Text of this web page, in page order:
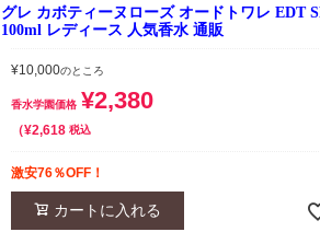
グレ カボティーヌローズ オードトワレ EDT
100ml レディース 人気香水 通販
¥10,000のところ
香水学園価格 ¥2,380
¥2,618 税込
激安76％OFF！
カートに入れる